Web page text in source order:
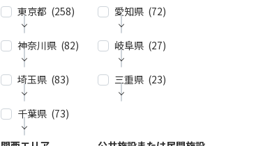
東京都 (258)
| … 新宿
谷区 (3
9)
| … 千代
田区・
神奈川県 (82)
| … 横浜
| … 川崎
埼玉県 (83)
| … 春日
富士見
千葉県 (73)
愛知県 (72)
| … 名古
7)
岐阜県 (27)
| … 岐阜
| … 各務
三重県 (23)
日市